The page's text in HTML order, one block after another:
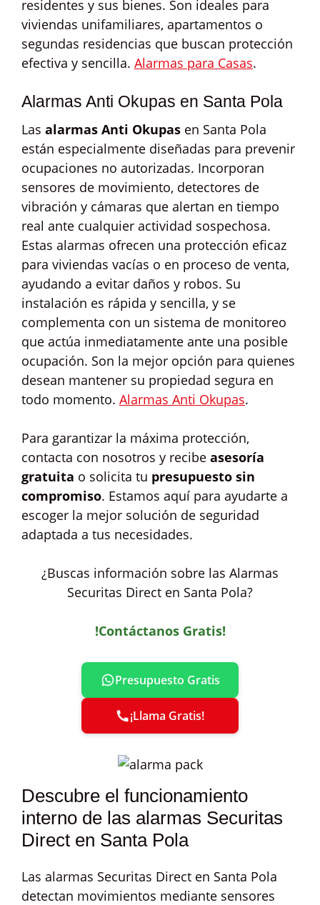
residentes y sus bienes. Son ideales para
viviendas unifamiliares, apartamentos o
segundas residencias que buscan protección
efectiva y sencilla. Alarmas para Casas.
Alarmas Anti Okupas en Santa Pola
Las alarmas Anti Okupas en Santa Pola
están especialmente diseñadas para prevenir
ocupaciones no autorizadas. Incorporan
sensores de movimiento, detectores de
vibración y cámaras que alertan en tiempo
real ante cualquier actividad sospechosa.
Estas alarmas ofrecen una protección eficaz
para viviendas vacías o en proceso de venta,
ayudando a evitar daños y robos. Su
instalación es rápida y sencilla, y se
complementa con un sistema de monitoreo
que actúa inmediatamente ante una posible
ocupación. Son la mejor opción para quienes
desean mantener su propiedad segura en
todo momento. Alarmas Anti Okupas.
Para garantizar la máxima protección,
contacta con nosotros y recibe asesoría
gratuita o solicita tu presupuesto sin
compromiso. Estamos aquí para ayudarte a
escoger la mejor solución de seguridad
adaptada a tus necesidades.
¿Buscas información sobre las Alarmas
Securitas Direct en Santa Pola?
!Contáctanos Gratis!
Presupuesto Gratis
¡Llama Gratis!
Descubre el funcionamiento
interno de las alarmas Securitas
Direct en Santa Pola
Las alarmas Securitas Direct en Santa Pola
detectan movimientos mediante sensores